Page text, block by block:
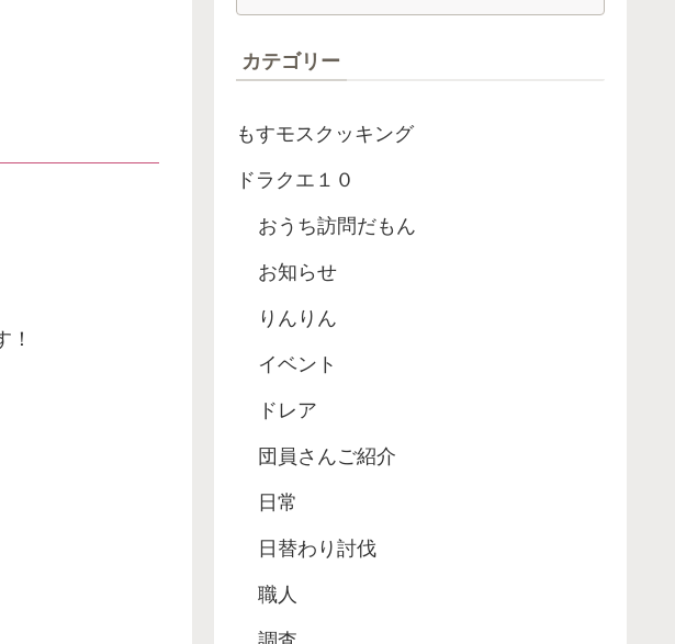
カテゴリー
もすモスクッキング
ドラクエ１０
おうち訪問だもん
お知らせ
りんりん
イベント
ドレア
団員さんご紹介
日常
日替わり討伐
職人